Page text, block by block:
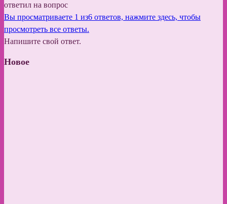
ответил на вопрос
Вы просматриваете 1 из6 ответов, нажмите здесь, чтобы
просмотреть все ответы.
Напишите свой ответ.
Новое